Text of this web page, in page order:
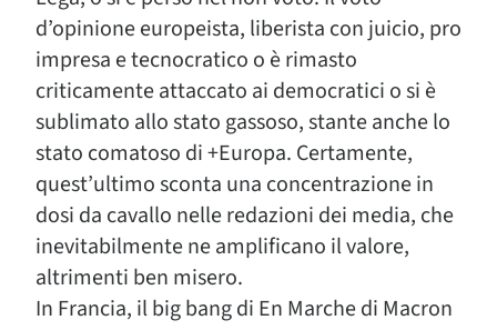
d’opinione europeista, liberista con juicio, pro
impresa e tecnocratico o è rimasto
criticamente attaccato ai democratici o si è
sublimato allo stato gassoso, stante anche lo
stato comatoso di +Europa. Certamente,
quest’ultimo sconta una concentrazione in
dosi da cavallo nelle redazioni dei media, che
inevitabilmente ne amplificano il valore,
altrimenti ben misero.
In Francia, il big bang di En Marche di Macron